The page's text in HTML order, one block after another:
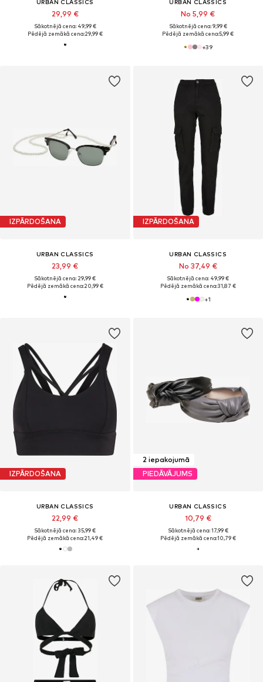
URBAN CLASSICS
29,99 €
Sākotnējā cena: 49,99 €
Pēdējā zemākā cena:29,99 €
URBAN CLASSICS
No 5,99 €
Sākotnējā cena: 9,99 €
Pēdējā zemākā cena:5,99 €
+39
IZPĀRDOŠANA
URBAN CLASSICS
23,99 €
Sākotnējā cena: 29,99 €
Pēdējā zemākā cena:20,99 €
IZPĀRDOŠANA
URBAN CLASSICS
No 37,49 €
Sākotnējā cena: 49,99 €
Pēdējā zemākā cena:31,87 €
+1
IZPĀRDOŠANA
URBAN CLASSICS
22,99 €
Sākotnējā cena: 35,99 €
Pēdējā zemākā cena:21,49 €
2 iepakojumā
PIEDĀVĀJUMS
URBAN CLASSICS
10,79 €
Sākotnējā cena: 17,99 €
Pēdējā zemākā cena:10,79 €